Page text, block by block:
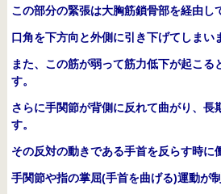
この部分の緊張は大胸筋鎖骨部を経由し
口角を下方向と外側に引き下げてしまい
また、この筋が弱って筋力低下が起こ
す。
さらに手関節が背側に反れて曲がり、
す。
その反対の動きである手首を反らす時に
手関節や指の掌屈(手首を曲げる)運動が